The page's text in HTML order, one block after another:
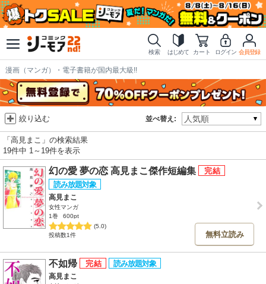
検索 はじめて カート ログイン 会員登録
漫画（マンガ）・電子書籍が国内最大級!!
並べ替え:
絞り込む
「高見まこ」の検索結果
19件中 1～19件を表示
幻の愛 夢の恋 高見まこ傑作短編集
高見まこ
女性マンガ
1巻
600pt
(5.0)
投稿数1件
無料立読み
不如帰
高見まこ